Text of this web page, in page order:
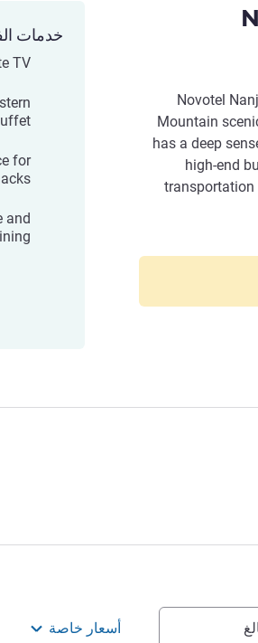
Novotel
Mountain
has a deep
high-end
transportation
خدمات
TV
for
and
أسعار خاصة